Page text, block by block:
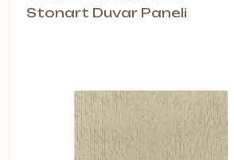
Stonart Duvar Paneli